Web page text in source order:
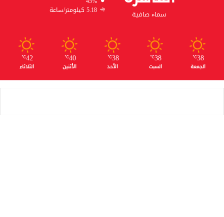
سماء صافية
5.18 كيلومتر/ساعة
38
℃
الجمعة
38
℃
السبت
38
℃
الأحد
40
℃
الأثنين
42
℃
الثلاثاء